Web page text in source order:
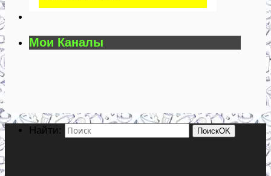
Мои Каналы
Найти: ПоискOK